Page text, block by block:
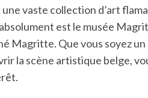
vaste collection d’art
est le musée
Magritte. Que vous soyez
la scène artistique belge,